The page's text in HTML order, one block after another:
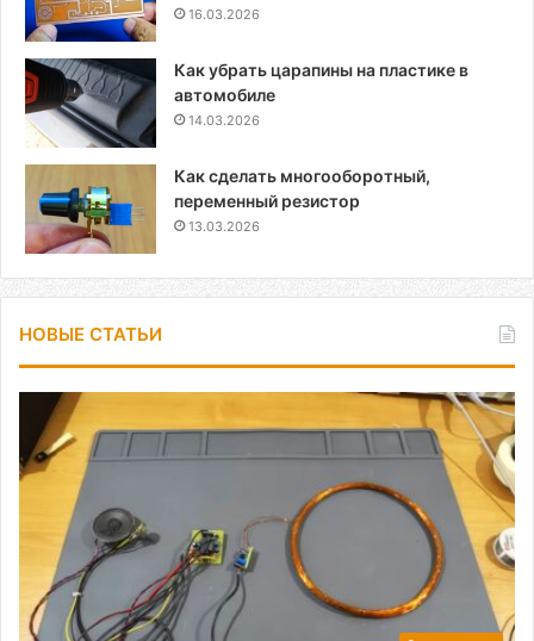
16.03.2026
Как убрать царапины на пластике в
автомобиле
14.03.2026
Как сделать многооборотный,
переменный резистор
13.03.2026
НОВЫЕ СТАТЬИ